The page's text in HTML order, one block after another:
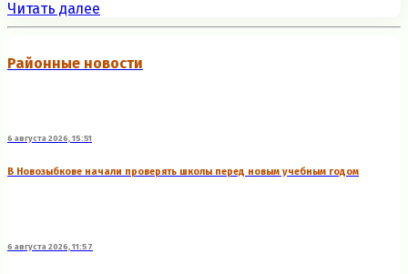
Читать далее
Районные новости
6 августа 2026, 15:51
В Новозыбкове начали проверять школы перед новым учебным годом
6 августа 2026, 11:57